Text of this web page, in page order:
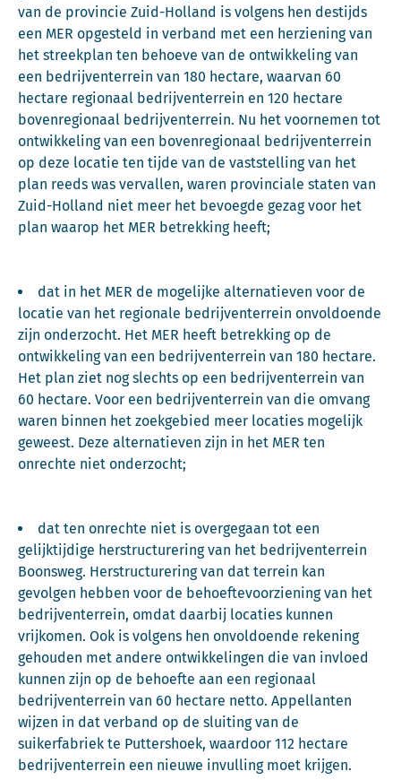
van de provincie Zuid-Holland is volgens hen destijds
een MER opgesteld in verband met een herziening van
het streekplan ten behoeve van de ontwikkeling van
een bedrijventerrein van 180 hectare, waarvan 60
hectare regionaal bedrijventerrein en 120 hectare
bovenregionaal bedrijventerrein. Nu het voornemen tot
ontwikkeling van een bovenregionaal bedrijventerrein
op deze locatie ten tijde van de vaststelling van het
plan reeds was vervallen, waren provinciale staten van
Zuid-Holland niet meer het bevoegde gezag voor het
plan waarop het MER betrekking heeft;
dat in het MER de mogelijke alternatieven voor de
locatie van het regionale bedrijventerrein onvoldoende
zijn onderzocht. Het MER heeft betrekking op de
ontwikkeling van een bedrijventerrein van 180 hectare.
Het plan ziet nog slechts op een bedrijventerrein van
60 hectare. Voor een bedrijventerrein van die omvang
waren binnen het zoekgebied meer locaties mogelijk
geweest. Deze alternatieven zijn in het MER ten
onrechte niet onderzocht;
dat ten onrechte niet is overgegaan tot een
gelijktijdige herstructurering van het bedrijventerrein
Boonsweg. Herstructurering van dat terrein kan
gevolgen hebben voor de behoeftevoorziening van het
bedrijventerrein, omdat daarbij locaties kunnen
vrijkomen. Ook is volgens hen onvoldoende rekening
gehouden met andere ontwikkelingen die van invloed
kunnen zijn op de behoefte aan een regionaal
bedrijventerrein van 60 hectare netto. Appellanten
wijzen in dat verband op de sluiting van de
suikerfabriek te Puttershoek, waardoor 112 hectare
bedrijventerrein een nieuwe invulling moet krijgen.